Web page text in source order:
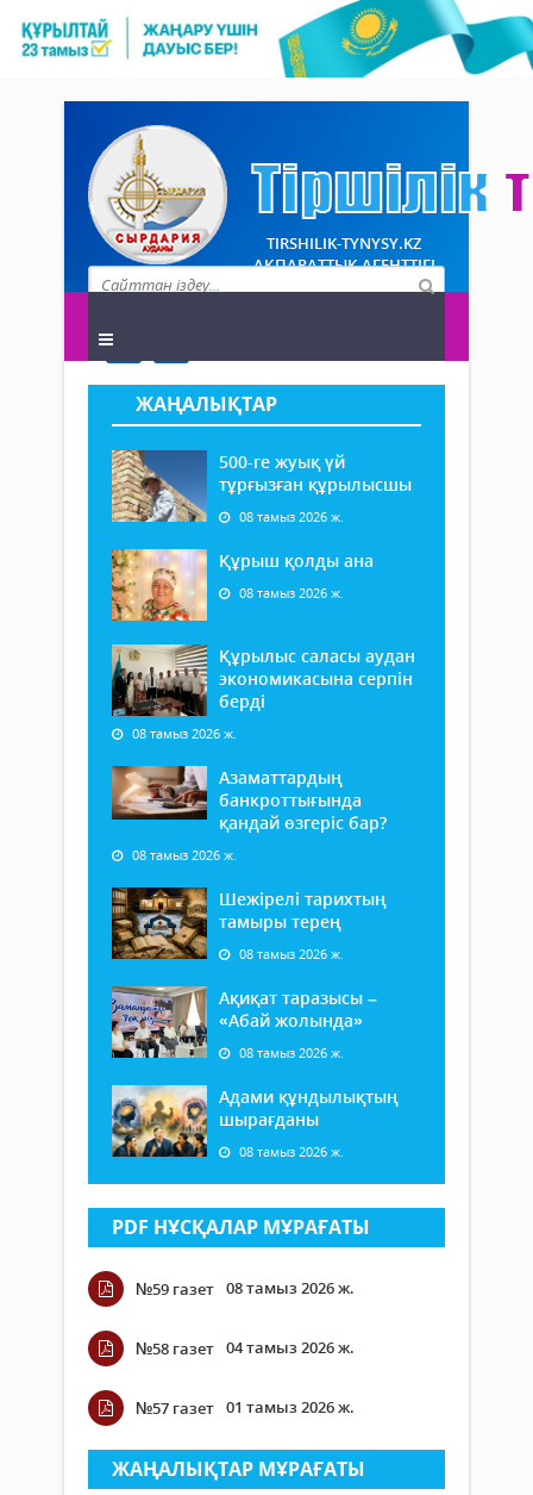
TIRSHILIK-TYNYSY.KZ
АҚПАРАТТЫҚ АГЕНТТІГІ
ЖАҢАЛЫҚТАР
500-ге жуық үй
тұрғызған құрылысшы
08 тамыз 2026 ж.
Құрыш қолды ана
08 тамыз 2026 ж.
Құрылыс саласы аудан
экономикасына серпін
берді
08 тамыз 2026 ж.
Азаматтардың
банкроттығында
қандай өзгеріс бар?
08 тамыз 2026 ж.
Шежірелі тарихтың
тамыры терең
08 тамыз 2026 ж.
Ақиқат таразысы –
«Абай жолында»
08 тамыз 2026 ж.
Адами құндылықтың
шырағданы
08 тамыз 2026 ж.
PDF НҰСҚАЛАР МҰРАҒАТЫ
№59 газет 08 тамыз 2026 ж.
№58 газет 04 тамыз 2026 ж.
№57 газет 01 тамыз 2026 ж.
ЖАҢАЛЫҚТАР МҰРАҒАТЫ